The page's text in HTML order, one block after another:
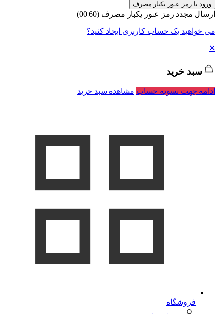
ورود با رمز عبور یکبار مصرف
ارسال مجدد رمز عبور یکبار مصرف (00:
60
)
می خواهید یک حساب کاربری ایجاد کنید؟
✕
سبد خرید
ادامه جهت تسویه حساب مشاهده سبد خرید
فروشگاه